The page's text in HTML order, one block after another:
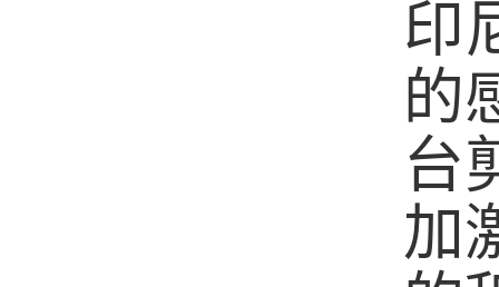
印
的
台
加